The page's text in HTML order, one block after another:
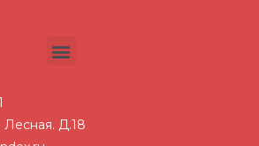
Лесная. Д.18